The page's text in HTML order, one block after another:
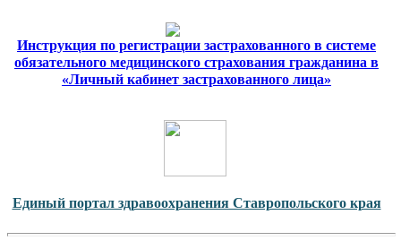
Инструкция по регистрации застрахованного в системе
обязательного медицинского страхования гражданина в
«Личный кабинет застрахованного лица»
Единый портал здравоохранения Ставропольского края